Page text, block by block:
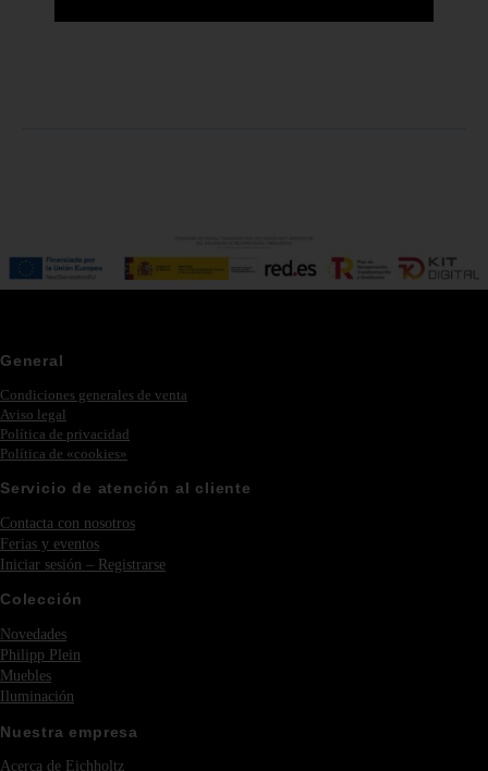
General
Condiciones generales de venta
Aviso legal
Política de privacidad
Política de «cookies»
Servicio de atención al cliente
Contacta con nosotros
Ferias y eventos
Iniciar sesión – Registrarse
Colección
Novedades
Philipp Plein
Muebles
Iluminación
Nuestra empresa
Acerca de Eichholtz